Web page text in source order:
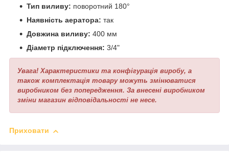
Тип виливу: поворотний 180°
Наявність аератора: так
Довжина виливу: 400 мм
Діаметр підключення: 3/4"
Увага! Характеристики та конфігурація виробу, а
також комплектація товару можуть змінюватися
виробником без попередження. За внесені виробником
зміни магазин відповідальності не несе.
Приховати